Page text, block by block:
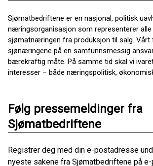
Sjømatbedriftene er en nasjonal, politisk
næringsorganisasjon som representerer alle
sjømatnæringen fra produksjon til salg. Vårt
sjønæringene på en samfunnsmessig
bærekraftig måte. På samme tid skal vi
interesser – både næringspolitisk,
Følg pressemeldinger fra
Sjømatbedriftene
Registrer deg med din e-postadresse
nyeste sakene fra Sjømatbedriftene på